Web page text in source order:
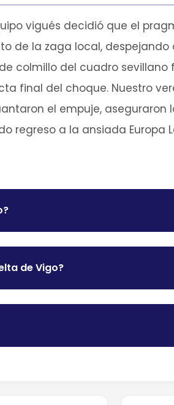
vigués decidió que el
de la zaga local,
colmillo del cuadro
final del choque. Nuestro
el empuje,
regreso a la ansiada Europa
de Vigo?